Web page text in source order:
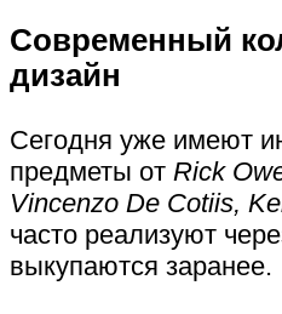
Современный
дизайн
Сегодня уже имеют
предметы от Rick
Vincenzo De Cotiis,
часто реализуют
выкупаются заранее.